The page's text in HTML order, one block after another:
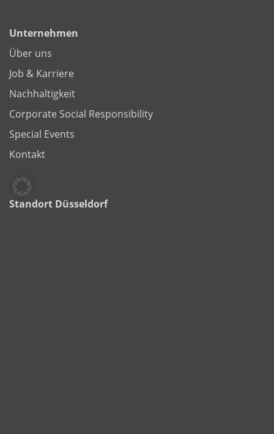
Unternehmen
Über uns
Job & Karriere
Nachhaltigkeit
Corporate Social Responsibility
Special Events
Kontakt
Standort Düsseldorf